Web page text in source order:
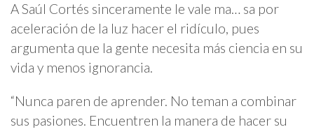
A Saúl Cortés sinceramente le vale ma… sa por
aceleración de la luz hacer el ridículo, pues
argumenta que la gente necesita más ciencia en su
vida y menos ignorancia.
“Nunca paren de aprender. No teman a combinar
sus pasiones. Encuentren la manera de hacer su